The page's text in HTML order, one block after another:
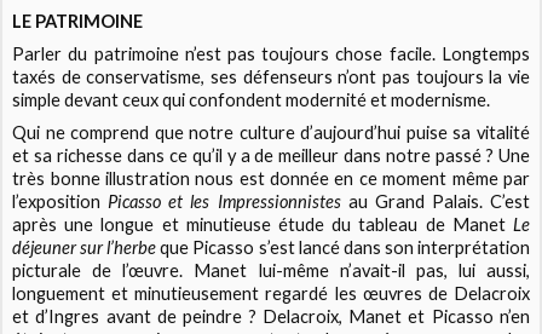
LE PATRIMOINE
Parler du patrimoine n’est pas toujours chose facile. Longtemps
taxés de conservatisme, ses défenseurs n’ont pas toujours la vie
simple devant ceux qui confondent modernité et modernisme.
Qui ne comprend que notre culture d’aujourd’hui puise sa vitalité
et sa richesse dans ce qu’il y a de meilleur dans notre passé ? Une
très bonne illustration nous est donnée en ce moment même par
l’exposition Picasso et les Impressionnistesau Grand Palais. C’est
après une longue et minutieuse étude du tableau de Manet Le
déjeuner sur l’herbeque Picasso s’est lancé dans son interprétation
picturale de l’œuvre. Manet lui-même n’avait-il pas, lui aussi,
longuement et minutieusement regardé les œuvres de Delacroix
et d’Ingres avant de peindre ? Delacroix, Manet et Picasso n’en